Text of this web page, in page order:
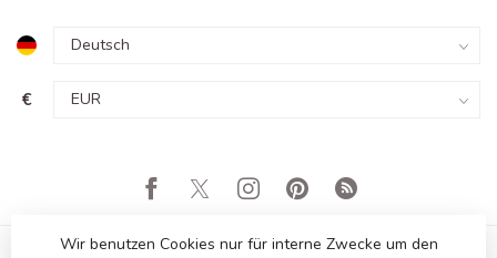
€
Wir benutzen Cookies nur für interne Zwecke um den